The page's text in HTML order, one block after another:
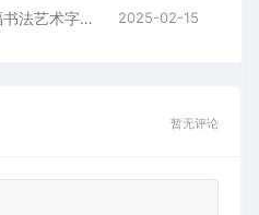
海上生明月中秋节节日祝福书法艺术字AI8.0格式激光打标文件通用矢量图 2025-02-15
暂无评论